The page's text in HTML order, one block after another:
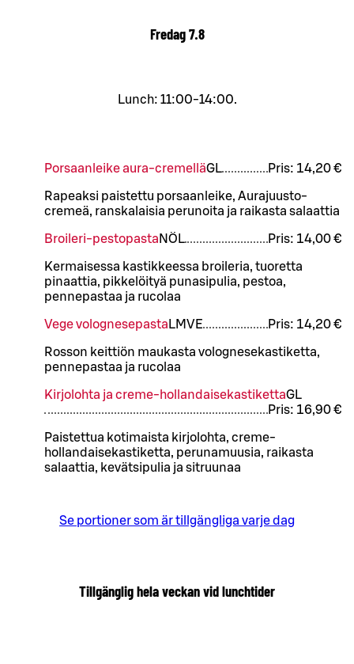
Fredag7.8
Lunch: 11:00-14:00.
Porsaanleike aura-cremelläGL Pris: 14,20 €
Rapeaksi paistettu porsaanleike, Aurajuusto-
cremeä, ranskalaisia perunoita ja raikasta salaattia
Broileri-pestopasta NÖ L Pris: 14,00 €
Kermaisessa kastikkeessa broileria, tuoretta
pinaattia, pikkelöityä punasipulia, pestoa,
pennepastaa ja rucolaa
Vege volognesepasta LMVE Pris: 14,20 €
Rosson keittiön maukasta volognesekastiketta,
pennepastaa ja rucolaa
Kirjolohta ja creme-hollandaisekastikettaGL
Pris: 16,90 €
Paistettua kotimaista kirjolohta, creme-
hollandaisekastiketta, perunamuusia, raikasta
salaattia, kevätsipulia ja sitruunaa
Se portioner som är tillgängliga varje dag
Tillgänglig hela veckan vid lunchtider